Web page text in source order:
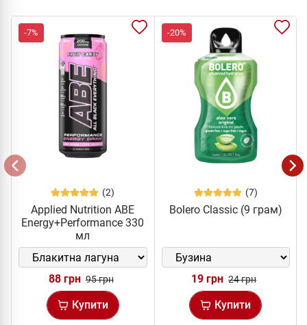
-7%
(2)
Applied Nutrition ABE
Energy+Performance 330
мл
88 грн 95 грн
Купити
-20%
(7)
Bolero Classic (9 грам)
19 грн 24 грн
Купити